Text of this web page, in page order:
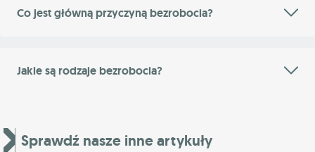
Co jest główną przyczyną bezrobocia?
Jakie są rodzaje bezrobocia?
Sprawdź nasze inne artykuły